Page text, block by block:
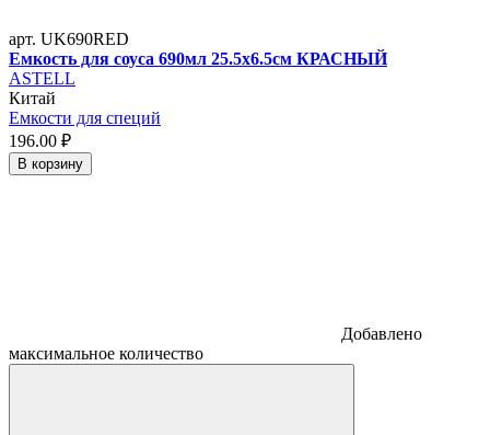
арт. UK690RED
Емкость для соуса 690мл 25.5х6.5см КРАСНЫЙ
ASTELL
Китай
Емкости для специй
196.00 ₽
В корзину
Добавлено
максимальное количество